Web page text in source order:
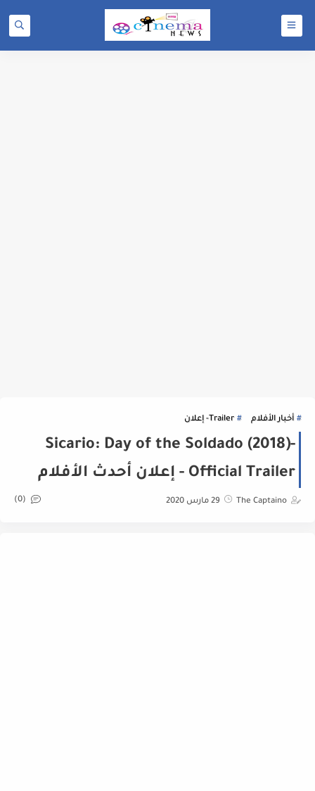
أخبار الأفلام Trailer- إعلان
Sicario: Day of the Soldado (2018)-
Official Trailer - إعلان أحدث الأفلام
The Captaino 29 مارس 2020 (0)